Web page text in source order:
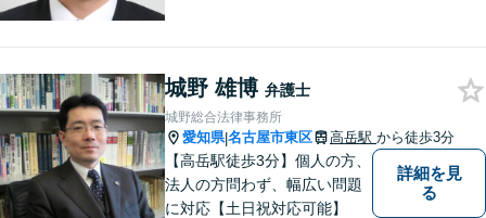
隣接士業や不動産会社との緊
密な連携を実現！【初回相談
無料】
城野 雄博 弁護士
城野総合法律事務所
愛知県|名古屋市東区 高岳駅 から徒歩3分
【高岳駅徒歩3分】個人の方、
法人の方問わず、幅広い問題
に対応【土日祝対応可能】
詳細を見
る